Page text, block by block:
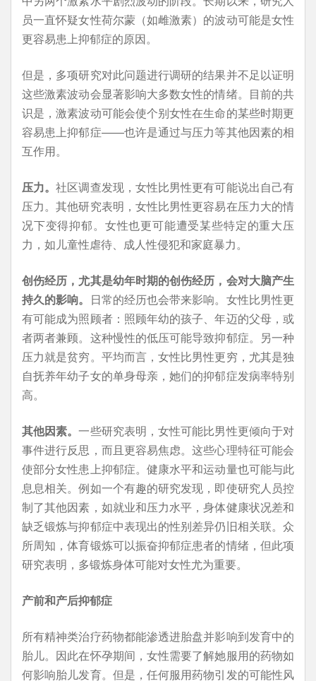
员一直怀疑女性荷尔蒙（如雌激素）的波动可能是女性
更容易患上抑郁症的原因。
但是，多项研究对此问题进行调研的结果并不足以证明
这些激素波动会显著影响大多数女性的情绪。目前的共
识是，激素波动可能会使个别女性在生命的某些时期更
容易患上抑郁症——也许是通过与压力等其他因素的相
互作用。
压力。社区调查发现，女性比男性更有可能说出自己有
压力。其他研究表明，女性比男性更容易在压力大的情
况下变得抑郁。女性也更可能遭受某些特定的重大压
力，如儿童性虐待、成人性侵犯和家庭暴力。
创伤经历，尤其是幼年时期的创伤经历，会对大脑产生
持久的影响。 日常的经历也会带来影响。女性比男性更
有可能成为照顾者：照顾年幼的孩子、年迈的父母，或
者两者兼顾。这种慢性的低压可能导致抑郁症。另一种
压力就是贫穷。平均而言，女性比男性更穷，尤其是独
自抚养年幼子女的单身母亲，她们的抑郁症发病率特别
高。
其他因素。一些研究表明，女性可能比男性更倾向于对
事件进行反思，而且更容易焦虑。这些心理特征可能会
使部分女性患上抑郁症。健康水平和运动量也可能与此
息息相关。例如一个有趣的研究发现，即使研究人员控
制了其他因素，如就业和压力水平，身体健康状况差和
缺乏锻炼与抑郁症中表现出的性别差异仍旧相关联。众
所周知，体育锻炼可以振奋抑郁症患者的情绪，但此项
研究表明，多锻炼身体可能对女性尤为重要。
产前和产后抑郁症
所有精神类治疗药物都能渗透进胎盘并影响到发育中的
胎儿。因此在怀孕期间，女性需要了解她服用的药物如
何影响胎儿发育。但是，任何服用药物引发的可能性风